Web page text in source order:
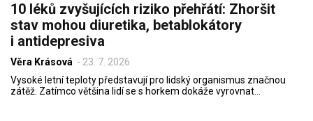
10 léků zvyšujících riziko přehřátí: Zhoršit
stav mohou diuretika, betablokátory
i antidepresiva
Věra Krásová - 23. 7. 2026
Vysoké letní teploty představují pro lidský organismus značnou
zátěž. Zatímco většina lidí se s horkem dokáže vyrovnat…